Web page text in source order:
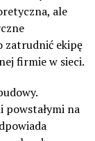
ale
zatrudnić ekipę
firmie w sieci.
powstałymi na